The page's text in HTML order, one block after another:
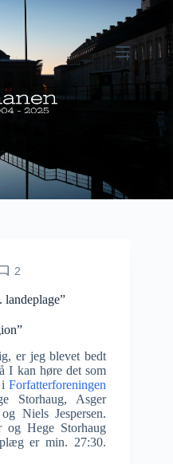
2
landeplage”
er jeg blevet bedt
I kan høre det som
iForfatterforeningen
Storhaug, Asger
Niels Jespersen.
og Hege Storhaug
er min. 27:30.